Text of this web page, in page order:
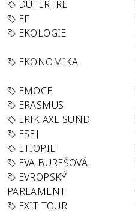
DUTERTRE
EF
EKOLOGIE
EKONOMIKA
EMOCE
ERASMUS
ERIK AXL SUND
ESEJ
ETIOPIE
EVA BUREŠOVÁ
EVROPSKÝ
PARLAMENT
EXIT TOUR